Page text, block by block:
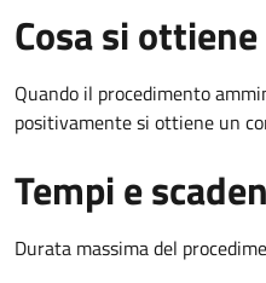
Cosa si ottiene
Quando il procedimento
positivamente si ottiene un
Tempi e
Durata massima del